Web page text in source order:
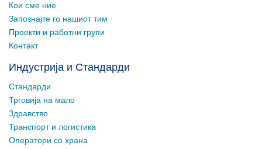
Кои сме ние
Запознајте го нашиот тим
Проекти и работни групи
Контакт
Индустрија и Стандарди
Стандарди
Трговија на мало
Здравство
Транспорт и логистика
Оператори со храна